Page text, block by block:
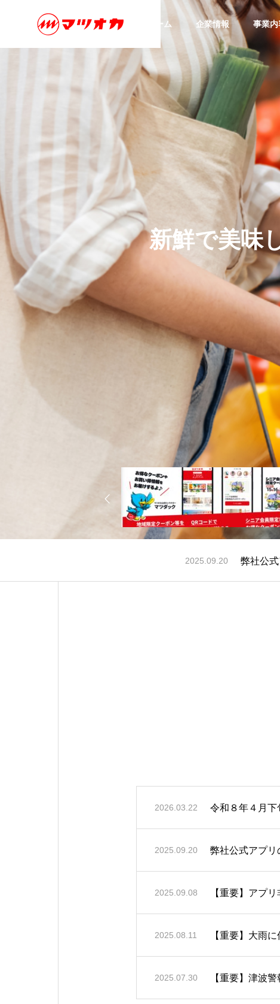
ホーム 企業情報 事業内
COMPANY
企業情報
GREETING
ごあいさつ
CONTACT
お問い合わせ
SERVICE
事業内容
APPAREL
衣料品スーパー
OTOKU
衣料：２６年８月７日：店舗
限定：大野店・武豊店
食品：チラ
食品：２
新鮮で美味
衣料品
2025.09.20 弊社公
2026.03.22 令和８年４月下
2025.09.20 弊社公式アプリ
2025.09.08 【重要】アプ
2025.08.11 【重要】大雨
2025.07.30 【重要】津波